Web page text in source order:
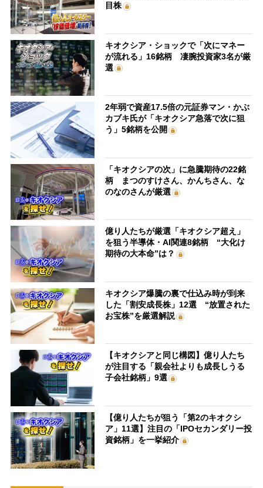
目株
キオクシア・ショックで「次にマネー
が流れる」16銘柄 凄腕投資家3名が厳
選
2年弱で資産17.5倍の元証券マン・かぶ
カブキ氏が「キオクシア急落で次に狙
う」5銘柄を公開
「キオクシアの次」に急騰期待の22銘
柄 まつのすけさん、かんちさん、な
のなのさんが厳選
億り人たちが厳選「キオクシア超え」
を狙う半導体・AI関連8銘柄 “大化け
期待の大本命”は？
キオクシア爆騰の裏で仕込み時が到来
した「割安成長株」12選 “放置された
お宝株”を厳選解説
【キオクシアと同じ構図】億り人たち
が注目する「親会社よりも成長しうる
子会社銘柄」9選
【億り人たちが狙う「第2のキオクシ
ア」11選】注目の「IPOセカンダリー投
資銘柄」を一挙紹介